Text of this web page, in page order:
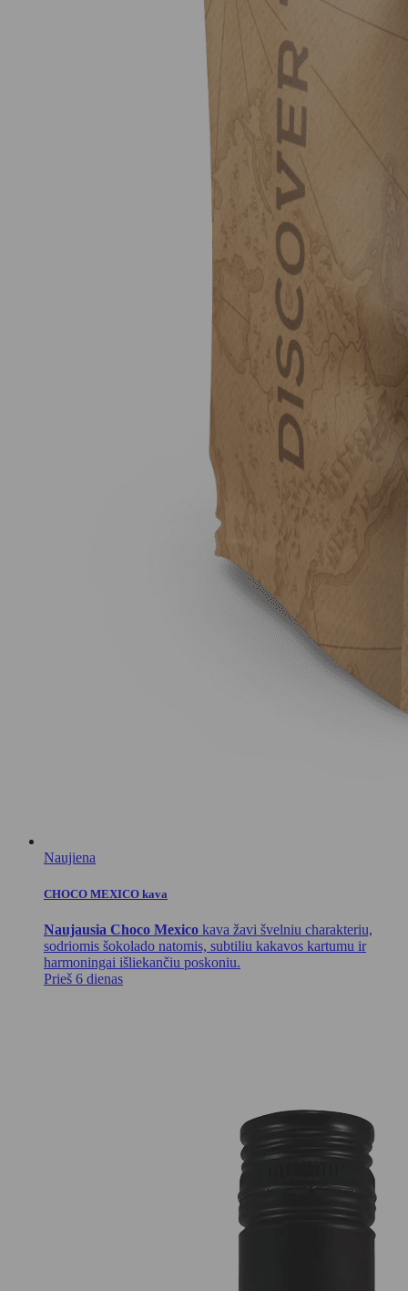
Naujiena
CHOCO MEXICO kava
Naujausia Choco Mexico kava žavi švelniu charakteriu,
sodriomis šokolado natomis, subtiliu kakavos kartumu ir
harmoningai išliekančiu poskoniu.
Prieš 6 dienas